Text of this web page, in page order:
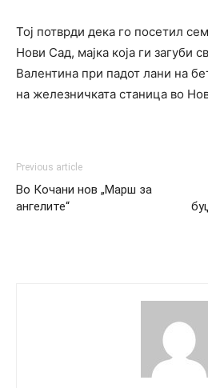
Тој потврди дека го посетил
Нови Сад, мајка која ги загуби
Валентина при падот лани на
на железничката станица во
Previous article
Во Кочани нов „Марш за
ангелите“